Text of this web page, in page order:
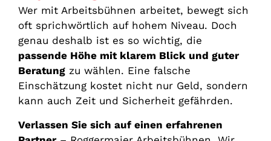
Wer mit Arbeitsbühnen arbeitet, bewegt sich
oft sprichwörtlich auf hohem Niveau. Doch
genau deshalb ist es so wichtig, die
passende Höhe mit klarem Blick und guter
Beratung zu wählen. Eine falsche
Einschätzung kostet nicht nur Geld, sondern
kann auch Zeit und Sicherheit gefährden.
Verlassen Sie sich auf einen erfahrenen